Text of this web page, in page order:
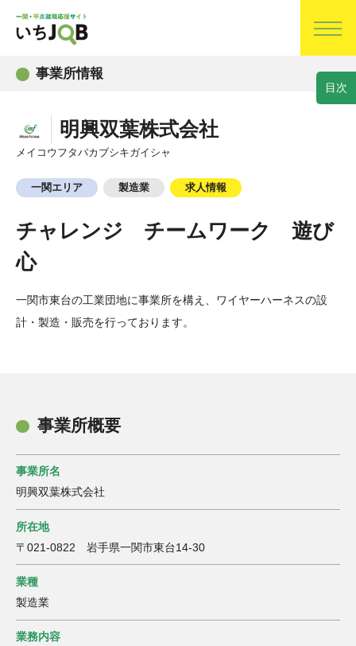
事業所情報
目 次
明興双葉株式会社
メイコウフタバカブシキガイシャ
一関エリア 製造業 求人情報
チャレンジ チームワーク 遊び
心
一関市東台の工業団地に事業所を構え、ワイヤーハーネスの設
計・製造・販売を行っております。
事業所概要
事業所名
明興双葉株式会社
所在地
〒021-0822 岩手県一関市東台14-30
業種
製造業
業務内容